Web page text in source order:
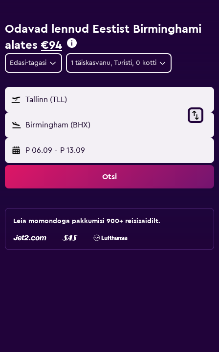
Odavad lennud Eestist Birminghami
alates €94
Edasi-tagasi 1 täiskasvanu, Turisti, 0 kotti
Tallinn (TLL)
Birmingham (BHX)
P 06.09 - P 13.09
Otsi
Leia momondoga pakkumisi 900+ reisisaidilt.